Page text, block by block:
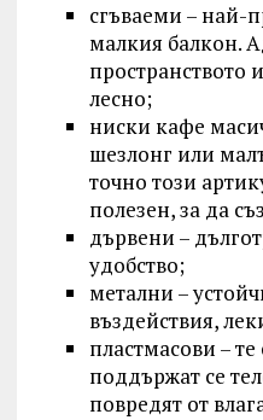
сгъваеми – най-
малкия балкон.
пространството
лесно;
ниски кафе
шезлонг или
точно този
полезен, за да
дървени –
удобство;
метални –
въздействия,
пластмасови –
поддържат се
повредят от